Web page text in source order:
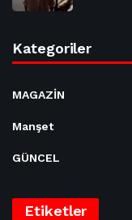
Kategoriler
MAGAZİN
Manşet
GÜNCEL
Etiketler